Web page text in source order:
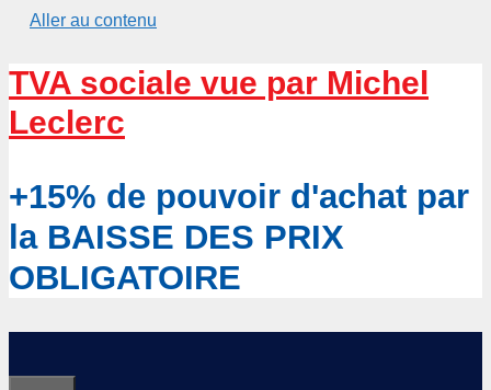
Aller au contenu
TVA sociale vue par Michel
Leclerc
+15% de pouvoir d'achat par
la BAISSE DES PRIX
OBLIGATOIRE